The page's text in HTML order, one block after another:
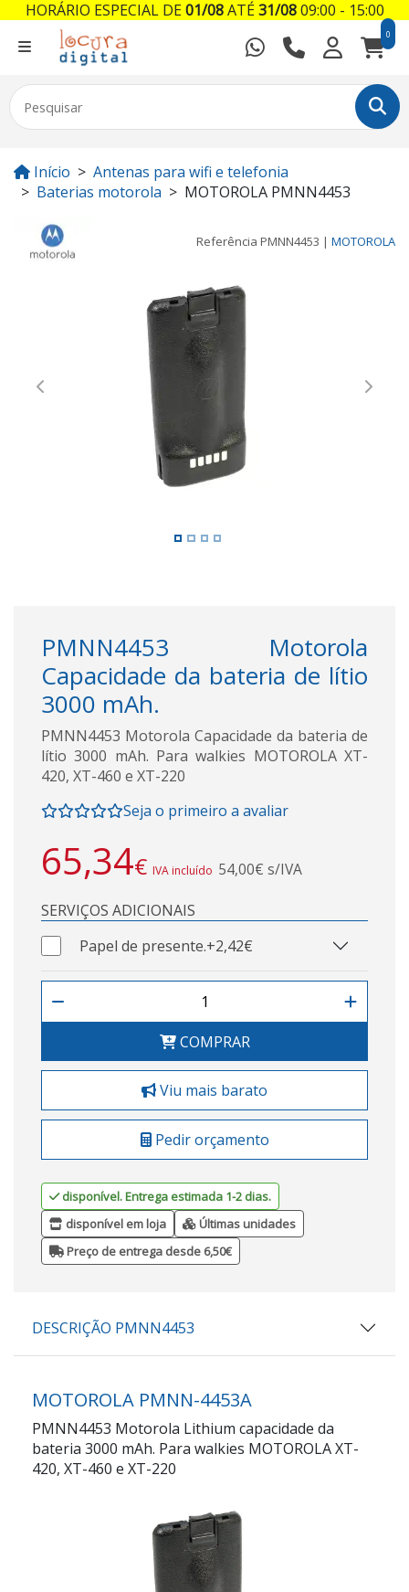
0
Início
Antenas para wifi e telefonia
Baterias motorola
MOTOROLA PMNN4453
Referência PMNN4453 | MOTOROLA
Previous Next
PMNN4453 Motorola
Capacidade da bateria de lítio
3000 mAh.
PMNN4453 Motorola Capacidade da bateria de
lítio 3000 mAh. Para walkies MOTOROLA XT-
420, XT-460 e XT-220
Seja o primeiro a avaliar
65,34€ IVA incluído 54,00€ s/IVA
SERVIÇOS ADICIONAIS
Papel de presente.+2,42€
COMPRAR
Viu mais barato
Pedir orçamento
disponível. Entrega estimada 1-2 dias.
disponível em loja
Últimas unidades
Preço de entrega desde 6,50€
DESCRIÇÃO PMNN4453
MOTOROLA PMNN-4453A
PMNN4453 Motorola Lithium capacidade da
bateria 3000 mAh. Para walkies MOTOROLA XT-
420, XT-460 e XT-220
HORÁRIO ESPECIAL DE01/08ATÉ31/0809:00 - 15:00